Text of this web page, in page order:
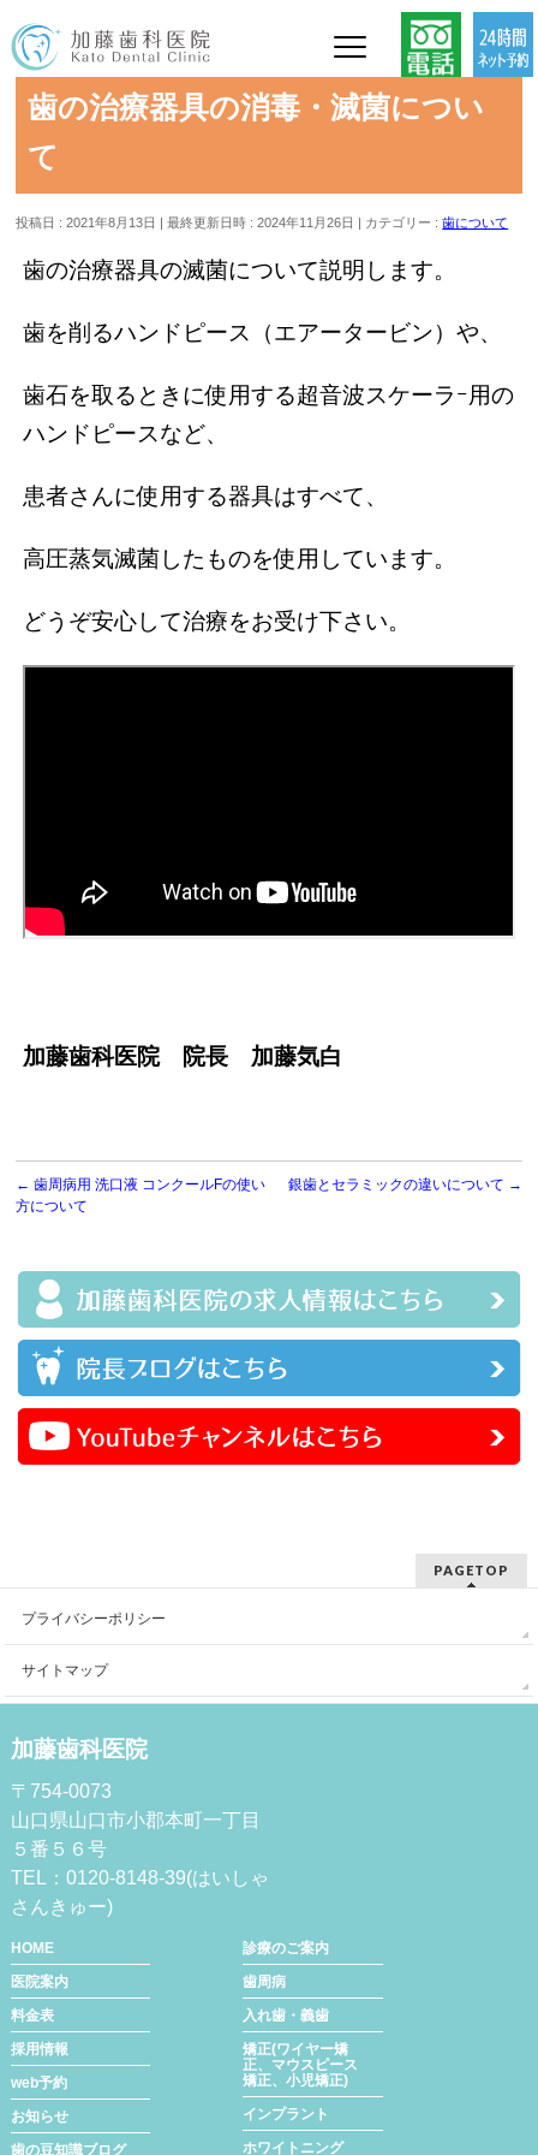
歯の治療器具の消毒・滅菌につい
て
投稿日 : 2021年8月13日 最終更新日時 : 2024年11月26日 カテゴリー :歯について
歯の治療器具の滅菌について説明します。
歯を削るハンドピース（エアータービン）や、
歯石を取るときに使用する超音波スケーラｰ用の
ハンドピースなど、
患者さんに使用する器具はすべて、
高圧蒸気滅菌したものを使用しています。
どうぞ安心して治療をお受け下さい。
加藤歯科医院 院長 加藤気白
← 歯周病用 洗口液 コンクールFの使い
方について
銀歯とセラミックの違いについて →
PAGETOP
プライバシーポリシー
サイトマップ
加藤歯科医院
〒754-0073
山口県山口市小郡本町一丁目
５番５６号
TEL：0120-8148-39(はいしゃ
さんきゅー)
HOME
医院案内
料金表
採用情報
web予約
お知らせ
歯の豆知識ブログ
診療のご案内
歯周病
入れ歯・義歯
矯正(ワイヤー矯
正、マウスピース
矯正、小児矯正)
インプラント
ホワイトニング